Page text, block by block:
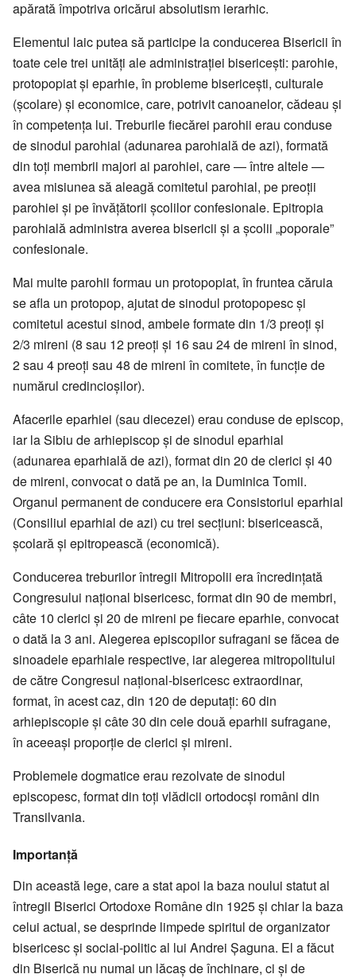
apărată împotriva oricărui absolutism ierarhic.
Elementul laic putea să participe la conducerea Bisericii în
toate cele trei unități ale administrației bisericești: parohie,
protopopiat și eparhie, în probleme bisericești, culturale
(școlare) și economice, care, potrivit canoanelor, cădeau și
în competența lui. Treburile fiecărei parohii erau conduse
de sinodul parohial (adunarea parohială de azi), formată
din toți membrii majori ai parohiei, care — între altele —
avea misiunea să aleagă comitetul parohial, pe preoții
parohiei și pe învățătorii școlilor confesionale. Epitropia
parohială administra averea bisericii și a școlii „poporale”
confesionale.
Mai multe parohii formau un protopopiat, în fruntea căruia
se afla un protopop, ajutat de sinodul protopopesc și
comitetul acestui sinod, ambele formate din 1/3 preoți și
2/3 mireni (8 sau 12 preoți și 16 sau 24 de mireni în sinod,
2 sau 4 preoți sau 48 de mireni în comitete, în funcție de
numărul credincioșilor).
Afacerile eparhiei (sau diecezei) erau conduse de episcop,
iar la Sibiu de arhiepiscop și de sinodul eparhial
(adunarea eparhială de azi), format din 20 de clerici și 40
de mireni, convocat o dată pe an, la Duminica Tomii.
Organul permanent de conducere era Consistoriul eparhial
(Consiliul eparhial de azi) cu trei secțiuni: bisericească,
școlară și epitropească (economică).
Conducerea treburilor întregii Mitropolii era încredințată
Congresului național bisericesc, format din 90 de membri,
câte 10 clerici și 20 de mireni pe fiecare eparhie, convocat
o dată la 3 ani. Alegerea episcopilor sufragani se făcea de
sinoadele eparhiale respective, iar alegerea mitropolitului
de către Congresul național-bisericesc extraordinar,
format, în acest caz, din 120 de deputați: 60 din
arhiepiscopie și câte 30 din cele două eparhii sufragane,
în aceeași proporție de clerici și mireni.
Problemele dogmatice erau rezolvate de sinodul
episcopesc, format din toți vlădicii ortodocși români din
Transilvania.
Importanță
Din această lege, care a stat apoi la baza noului statut al
întregii Biserici Ortodoxe Române din 1925 și chiar la baza
celui actual, se desprinde limpede spiritul de organizator
bisericesc și social-politic al lui Andrei Șaguna. El a făcut
din Biserică nu numai un lăcaș de închinare, ci și de